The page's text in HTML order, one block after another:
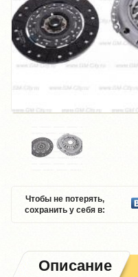
Чтобы не потерять,
сохранить у себя в:
Описание